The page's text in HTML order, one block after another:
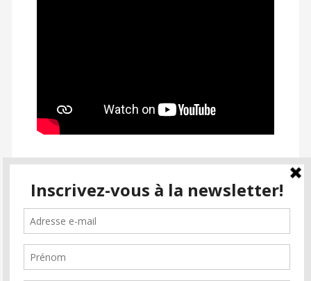
SUIVEZ PASSION CINÉMA
facebookinstagramemail-
alt2
Inscrivez-vous à la newsletter